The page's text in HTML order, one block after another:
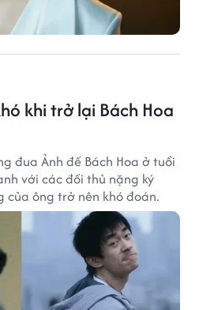
khi trở lại Bách Hoa
đua Ảnh đế Bách Hoa ở tuổi
với các đối thủ nặng ký
của ông trở nên khó đoán.